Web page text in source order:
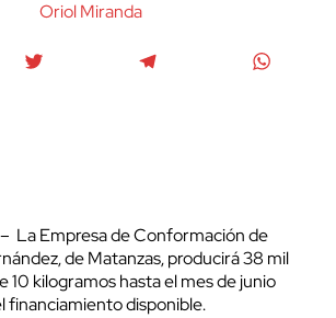
Oriol Miranda
La Empresa de Conformación de
de Matanzas, producirá 38 mil
10 kilogramos hasta el mes de junio
financiamiento disponible.